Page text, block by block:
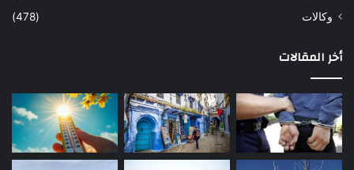
وكالات
(478)
أخر المقالات